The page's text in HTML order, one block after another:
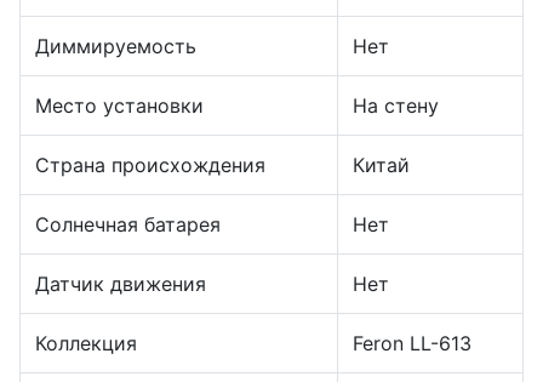
Диммируемость Нет
Место установки На стену
Страна происхождения Китай
Солнечная батарея Нет
Датчик движения Нет
Коллекция Feron LL-613